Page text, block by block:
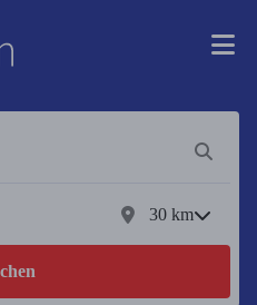
30 km